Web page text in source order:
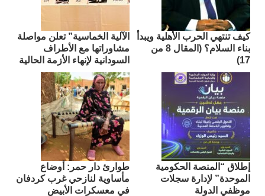
كيف تنتهي الحرب الأهلية ويبدأ
بناء السلام؟ (المقال 8 من
17)
الآلية الخماسية” تعلن مواصلة
مشاوراتها مع الأطراف
السودانية لإنهاء الأزمة الحالية
إطلاق “المنصة الحكومية
الموحدة” لإدارة سجلات
موظفي الدولة
طوارئ دار حمر: أوضاع
مأساوية لنازحي غرب كردفان
في معسكرات الأبيض